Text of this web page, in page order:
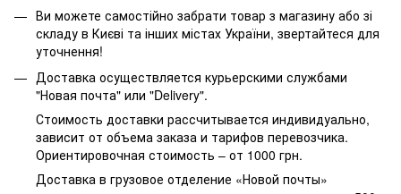
Ви можете самостійно забрати товар з магазину або зі
складу в Києві та інших містах України, звертайтеся для
уточнення!
Доставка осуществляется курьерскими службами
"Новая почта" или "Delivery".
Стоимость доставки рассчитывается индивидуально,
зависит от объема заказа и тарифов перевозчика.
Ориентировочная стоимость – от 1000 грн.
Доставка в грузовое отделение «Новой почты»